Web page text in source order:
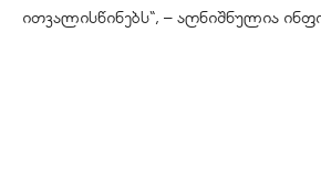
ითვალისწინებს“, – აღნიშნულია